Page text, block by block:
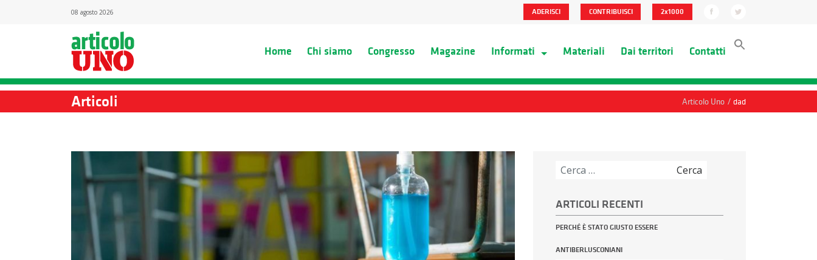
08 agosto 2026 ADERISCI CONTRIBUISCI 2x1000
Home Chi siamo Congresso Magazine Informati Materiali Dai territori Contatti
Articoli Articolo Uno / dad
ARTICOLI RECENTI
PERCHÉ È STATO GIUSTO ESSERE
ANTIBERLUSCONIANI